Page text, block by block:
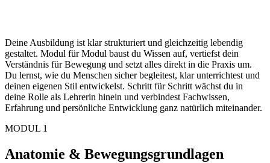
Deine Ausbildung ist klar strukturiert und gleichzeitig lebendig
gestaltet. Modul für Modul baust du Wissen auf, vertiefst dein
Verständnis für Bewegung und setzt alles direkt in die Praxis um.
Du lernst, wie du Menschen sicher begleitest, klar unterrichtest und
deinen eigenen Stil entwickelst. Schritt für Schritt wächst du in
deine Rolle als Lehrerin hinein und verbindest Fachwissen,
Erfahrung und persönliche Entwicklung ganz natürlich miteinander.
MODUL 1
Anatomie & Bewegungsgrundlagen